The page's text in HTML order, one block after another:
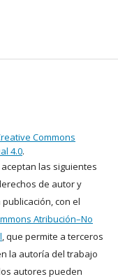
Commons
4.0.
las siguientes
de autor y
con el
Atribución–No
, que permite a terceros
la autoría del trabajo
autores pueden